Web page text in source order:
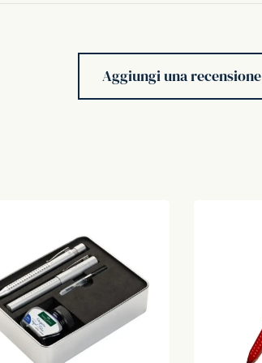
Aggiungi una recensione